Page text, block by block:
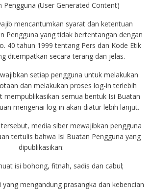
Pengguna (User Generated Content)
mencantumkan syarat dan ketentuan
Pengguna yang tidak bertentangan dengan
40 tahun 1999 tentang Pers dan Kode Etik
ditempatkan secara terang dan jelas.
setiap pengguna untuk melakukan
dan melakukan proses log-in terlebih
mempublikasikan semua bentuk Isi Buatan
mengenai log-in akan diatur lebih lanjut.
media siber mewajibkan pengguna
tertulis bahwa Isi Buatan Pengguna yang
dipublikasikan:
isi bohong, fitnah, sadis dan cabul;
mengandung prasangka dan kebencian